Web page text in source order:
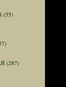
(55)
(287)